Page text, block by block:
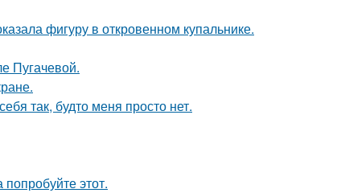
фигуру в откровенном купальнике.
Пугачевой.
так, будто меня просто нет.
этот.